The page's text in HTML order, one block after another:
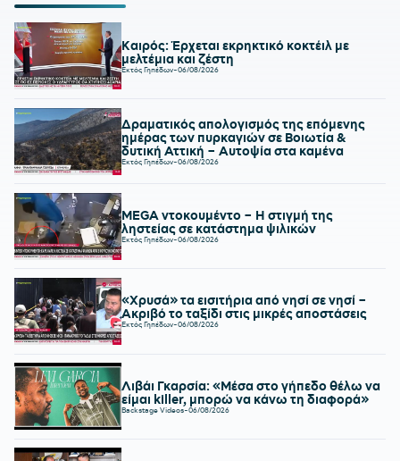
Καιρός: Έρχεται εκρηκτικό κοκτέιλ με
μελτέμια και ζέστη
Εκτός Γηπέδων-06/08/2026
Δραματικός απολογισμός της επόμενης
ημέρας των πυρκαγιών σε Βοιωτία &
δυτική Αττική – Αυτοψία στα καμένα
Εκτός Γηπέδων-06/08/2026
MEGA ντοκουμέντο – Η στιγμή της
ληστείας σε κατάστημα ψιλικών
Εκτός Γηπέδων-06/08/2026
«Χρυσά» τα εισιτήρια από νησί σε νησί –
Ακριβό το ταξίδι στις μικρές αποστάσεις
Εκτός Γηπέδων-06/08/2026
Λιβάι Γκαρσία: «Μέσα στο γήπεδο θέλω να
είμαι killer, μπορώ να κάνω τη διαφορά»
Backstage Videos-06/08/2026